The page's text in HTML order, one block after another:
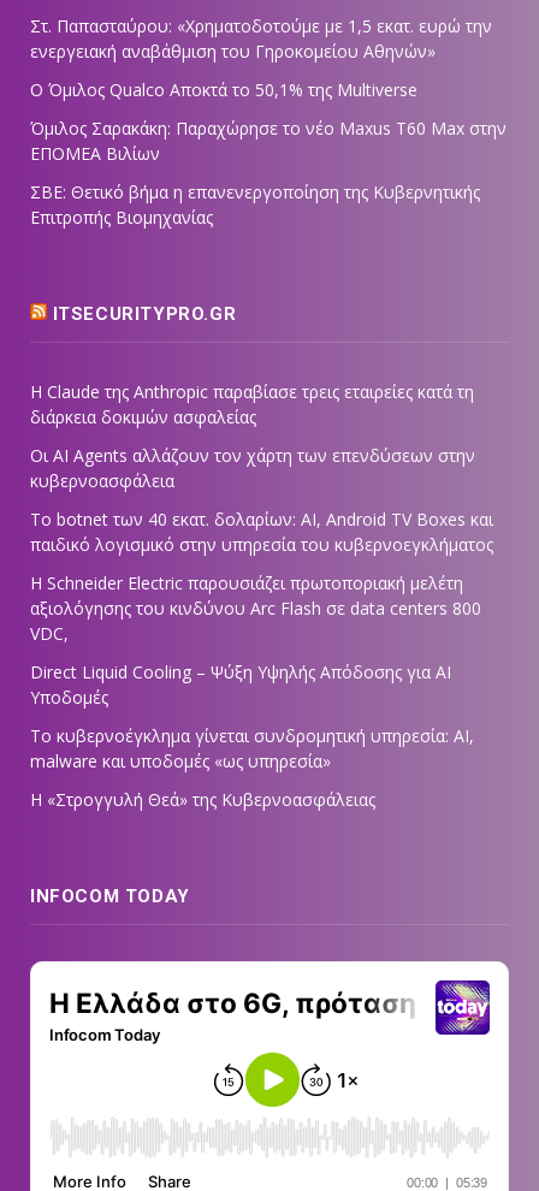
Στ. Παπασταύρου: «Χρηματοδοτούμε με 1,5 εκατ. ευρώ την
ενεργειακή αναβάθμιση του Γηροκομείου Αθηνών»
Ο Όμιλος Qualco Αποκτά το 50,1% της Multiverse
Όμιλος Σαρακάκη: Παραχώρησε το νέο Maxus T60 Max στην
ΕΠΟΜΕΑ Βιλίων
ΣΒΕ: Θετικό βήμα η επανενεργοποίηση της Κυβερνητικής
Επιτροπής Βιομηχανίας
ITSECURITYPRO.GR
Η Claude της Anthropic παραβίασε τρεις εταιρείες κατά τη
διάρκεια δοκιμών ασφαλείας
Οι AI Agents αλλάζουν τον χάρτη των επενδύσεων στην
κυβερνοασφάλεια
Το botnet των 40 εκατ. δολαρίων: AI, Android TV Boxes και
παιδικό λογισμικό στην υπηρεσία του κυβερνοεγκλήματος
Η Schneider Electric παρουσιάζει πρωτοποριακή μελέτη
αξιολόγησης του κινδύνου Arc Flash σε data centers 800
VDC,
Direct Liquid Cooling – Ψύξη Υψηλής Απόδοσης για AI
Υποδομές
Το κυβερνοέγκλημα γίνεται συνδρομητική υπηρεσία: AI,
malware και υποδομές «ως υπηρεσία»
Η «Στρογγυλή Θεά» της Κυβερνοασφάλειας
INFOCOM TODAY